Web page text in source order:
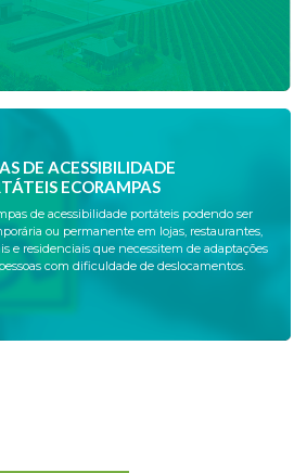
DE ACESSIBILIDADE
ECORAMPAS
de acessibilidade portáteis podendo ser
ou permanente em lojas, restaurantes,
e residenciais que necessitem de adaptações
com dificuldade de deslocamentos.